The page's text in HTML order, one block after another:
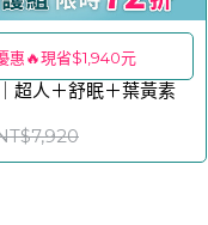
惠🔥現省$1,940元
超人＋舒眠＋葉黃素